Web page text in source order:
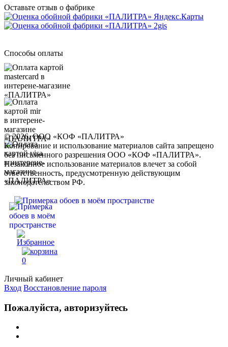
Оставьте отзыв о фабрике
Способы оплаты
© 2026, ООО «КОФ «ПАЛИТРА»
Копирование и использование материалов сайта запрещено
без письменного разрешения ООО «КОФ «ПАЛИТРА».
Незаконное использование материалов влечет за собой
ответственность, предусмотренную действующим
законодательством РФ.
0
Личный кабинет
Вход Восстановление пароля
Пожалуйста, авторизуйтесь